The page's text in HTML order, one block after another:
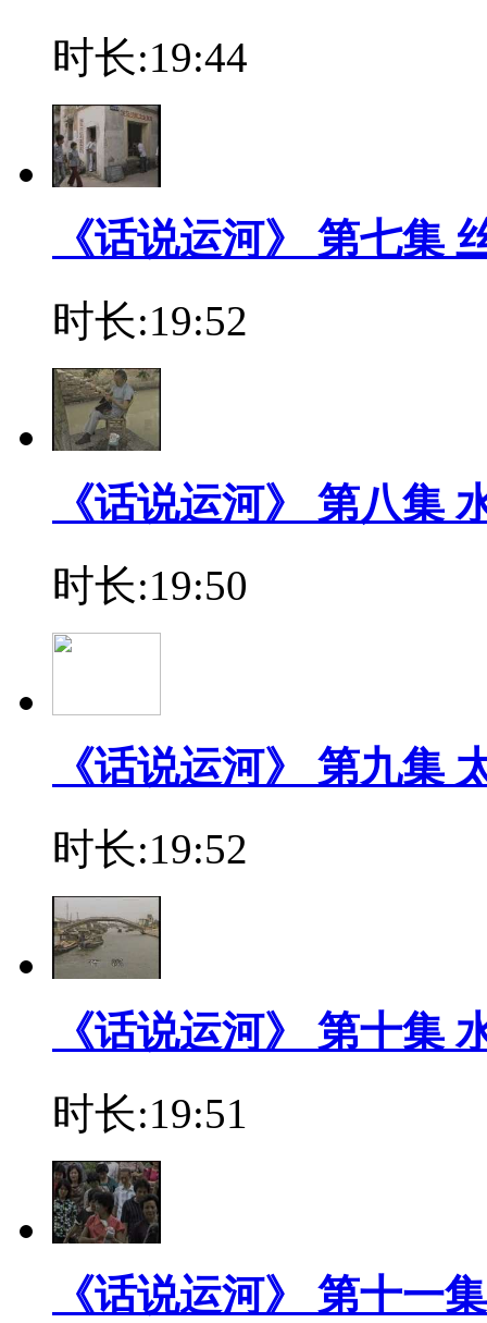
时长:19:44
《话说运河》 第七
时长:19:52
《话说运河》 第八集
时长:19:50
《话说运河》 第九集
时长:19:52
《话说运河》 第十集
时长:19:51
《话说运河》 第十一